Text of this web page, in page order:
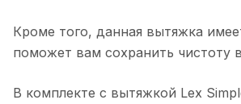
Кроме того, данная вытяжка
поможет вам сохранить чистоту
В комплекте с вытяжкой Lex